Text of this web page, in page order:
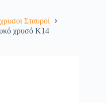
Σταυροί
χρυσό Κ14